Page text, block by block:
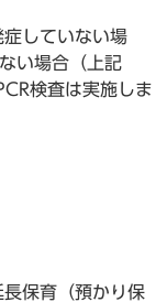
していない場
い場合（上記
検査は実施しま
長保育（預かり保